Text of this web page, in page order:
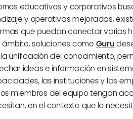
educativos y corporativos
y operativas mejoradas,
que puedan conectar varias
soluciones como Guru
unificación del conocimiento,
ideas e información en
las instituciones y las
miembros del equipo tengan
en el contexto que lo